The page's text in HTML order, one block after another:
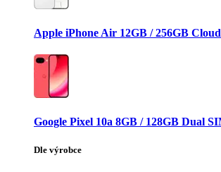
Apple iPhone Air 12GB / 256GB
Google Pixel 10a 8GB / 128GB Dual
Dle výrobce